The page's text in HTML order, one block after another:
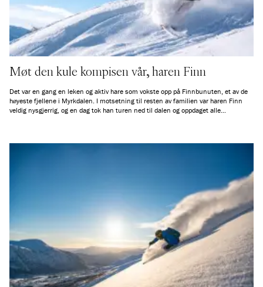
Møt den kule kompisen vår, haren Finn
Det var en gang en leken og aktiv hare som vokste opp på Finnbunuten, et av de
høyeste fjellene i Myrkdalen. I motsetning til resten av familien var haren Finn
veldig nysgjerrig, og en dag tok han turen ned til dalen og oppdaget alle